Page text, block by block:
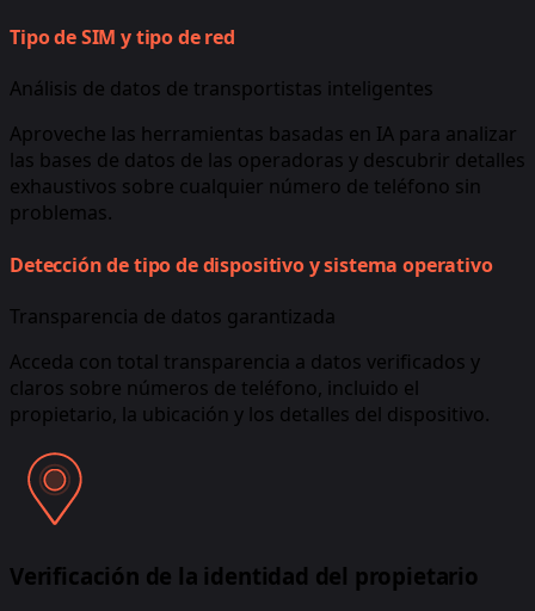
Tipo de SIM y tipo de red
Análisis de datos de transportistas inteligentes
Aproveche las herramientas basadas en IA para analizar
las bases de datos de las operadoras y descubrir detalles
exhaustivos sobre cualquier número de teléfono sin
problemas.
Detección de tipo de dispositivo y sistema operativo
Transparencia de datos garantizada
Acceda con total transparencia a datos verificados y
claros sobre números de teléfono, incluido el
propietario, la ubicación y los detalles del dispositivo.
Verificación de la identidad del propietario